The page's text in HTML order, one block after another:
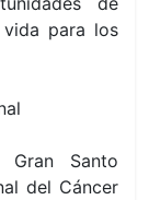
para los
Santo
del Cáncer